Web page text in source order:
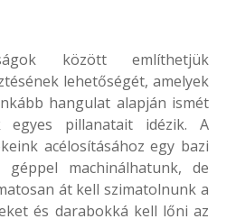
között említhetjük
lehetőségét, amelyek
hangulat alapján ismét
egyes pillanatait idézik. A
acélosításához egy bazi
machinálhatunk, de
át kell szimatolnunk a
és darabokká kell lőni az